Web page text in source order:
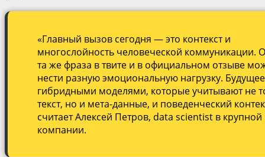
«Главный вызов сегодня — это контекст и
многослойность человеческой коммуникации.
та же фраза в твите и в официальном отзыве
нести разную эмоциональную нагрузку.
гибридными моделями, которые учитывают не
текст, но и мета-данные, и поведенческий
считает Алексей Петров, data scientist в крупной
компании.